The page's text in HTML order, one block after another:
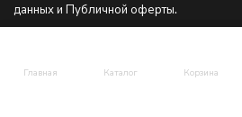
Главная Каталог Корзина
данных и Публичной оферты.